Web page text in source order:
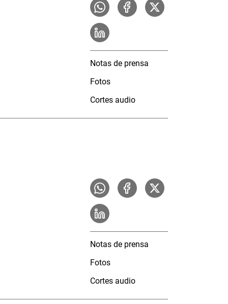
Notas de prensa
Fotos
Cortes audio
Notas de prensa
Fotos
Cortes audio